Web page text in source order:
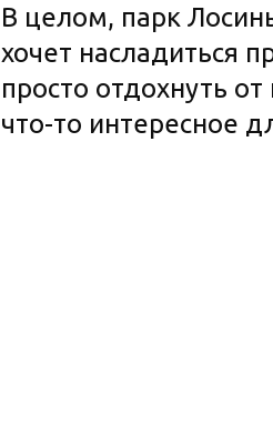
В целом, парк
хочет насладиться
просто отдохнуть
что-то интересное